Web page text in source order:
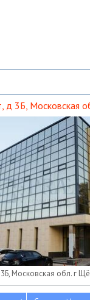
д 3Б, Московская
Московская обл. г